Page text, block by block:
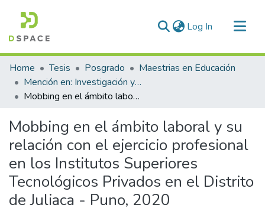
Log In (current)
Communities & Collections
All of DSpace
Statistics
Home Tesis Posgrado
Maestrias en Educación
Mención en: Investigación y Docencia en Educación Superior
Mobbing en el ámbito laboral y su relación con el ejercicio profesional en los Institutos Superiores Tecnológicos Privados en el Distrito de Juliaca - Puno, 2020
Mobbing en el ámbito laboral y su
relación con el ejercicio profesional
en los Institutos Superiores
Tecnológicos Privados en el Distrito
de Juliaca - Puno, 2020